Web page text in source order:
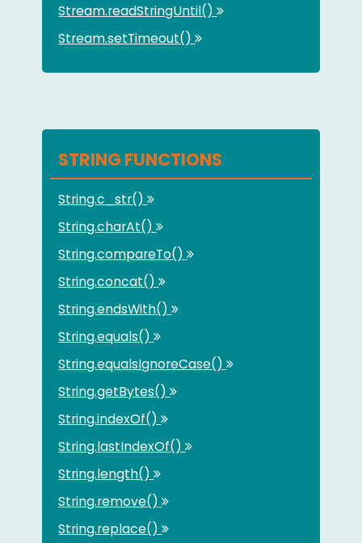
Stream.readStringUntil()
Stream.setTimeout()
STRING FUNCTIONS
String.c_str()
String.charAt()
String.compareTo()
String.concat()
String.endsWith()
String.equals()
String.equalsIgnoreCase()
String.getBytes()
String.indexOf()
String.lastIndexOf()
String.length()
String.remove()
String.replace()